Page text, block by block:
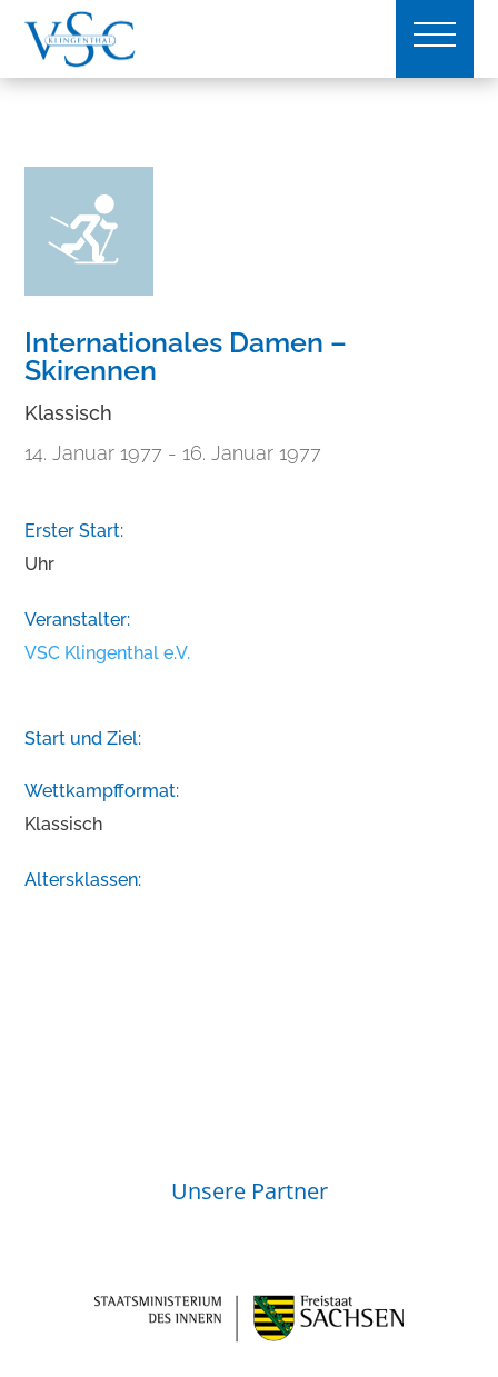
Internationales Damen –
Skirennen
Klassisch
14. Januar 1977 - 16. Januar 1977
Erster Start:
Uhr
Veranstalter:
VSC Klingenthal e.V.
Start und Ziel:
Wettkampfformat:
Klassisch
Altersklassen:
Unsere Partner